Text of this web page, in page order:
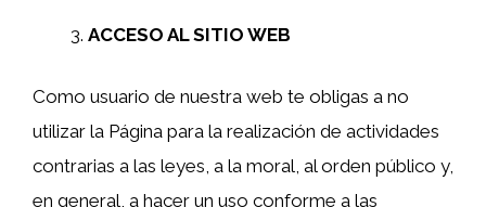
ACCESO AL SITIO WEB
Como usuario de nuestra web te obligas a no
utilizar la Página para la realización de actividades
contrarias a las leyes, a la moral, al orden público y,
en general, a hacer un uso conforme a las